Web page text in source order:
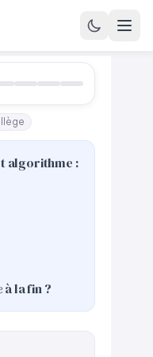
algorithme :
à la fin ?